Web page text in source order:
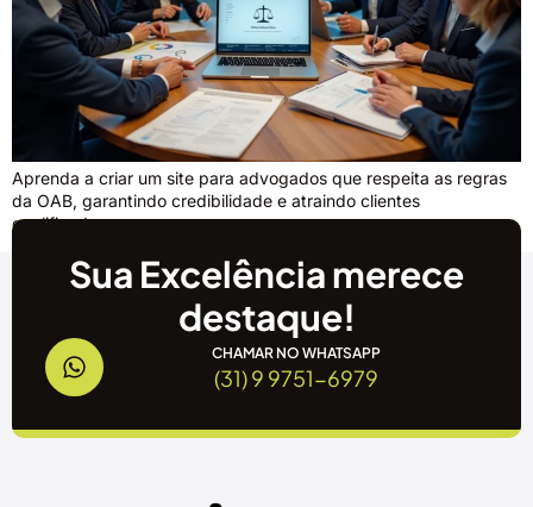
Aprenda a criar um site para advogados que respeita as regras
da OAB, garantindo credibilidade e atraindo clientes
qualificados.
Sua Excelência merece
destaque!
CHAMAR NO WHATSAPP
(31) 9 9751-6979